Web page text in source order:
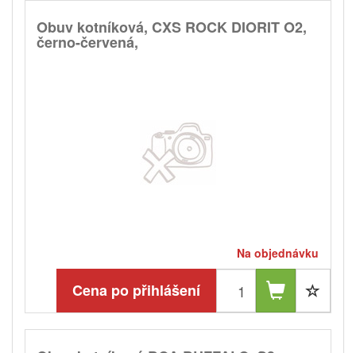
Obuv kotníková, CXS ROCK DIORIT O2,
černo-červená,
Na objednávku
Cena po přihlášení